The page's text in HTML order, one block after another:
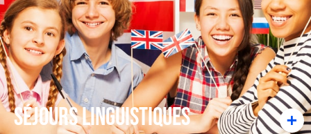
Séjours linguistiques